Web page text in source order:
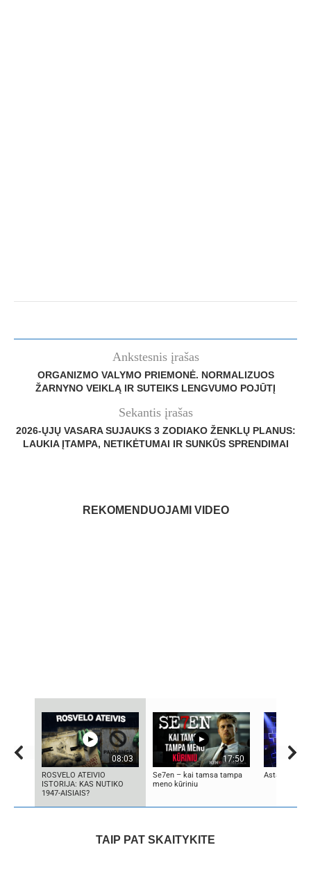
Ankstesnis įrašas
ORGANIZMO VALYMO PRIEMONĖ. NORMALIZUOS
ŽARNYNO VEIKLĄ IR SUTEIKS LENGVUMO POJŪTĮ
Sekantis įrašas
2026-ŲJŲ VASARA SUJAUKS 3 ZODIAKO ŽENKLŲ PLANUS:
LAUKIA ĮTAMPA, NETIKĖTUMAI IR SUNKŪS SPRENDIMAI
REKOMENDUOJAMI VIDEO
08:03
ROSVELO ATEIVIO
ISTORIJA: KAS NUTIKO
1947-AISIAIS?
17:50
Se7en – kai tamsa tampa
meno kūriniu
Asta
TAIP PAT SKAITYKITE